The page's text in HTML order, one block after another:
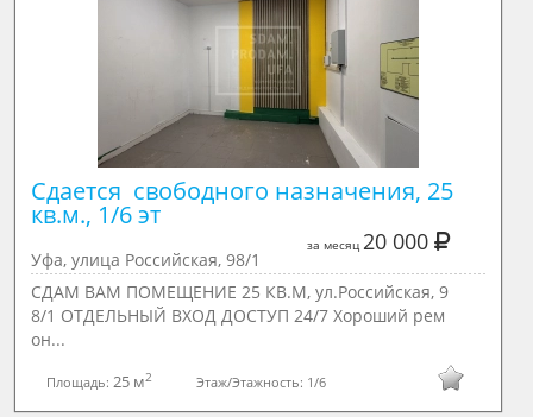
Сдается  свободного назначения, 25
кв.м., 1/6 эт
за месяц20 000
Уфа, улица Российская, 98/1
СДАМ ВАМ ПОМЕЩЕНИЕ 25 КВ.М, ул.Российская, 9
8/1 ОТДЕЛЬНЫЙ ВХОД ДОСТУП 24/7 Хороший рем
он...
Площадь: 25 м2 Этаж/Этажность: 1/6